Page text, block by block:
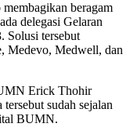
beragam
delegasi Gelaran
tersebut
Medevo, Medwell, dan
Erick Thohir
sudah sejalan
BUMN.